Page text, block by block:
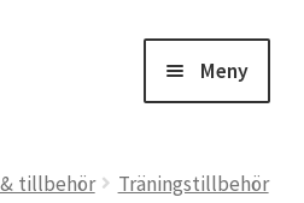
Meny
tillbehör
Träningstillbehör